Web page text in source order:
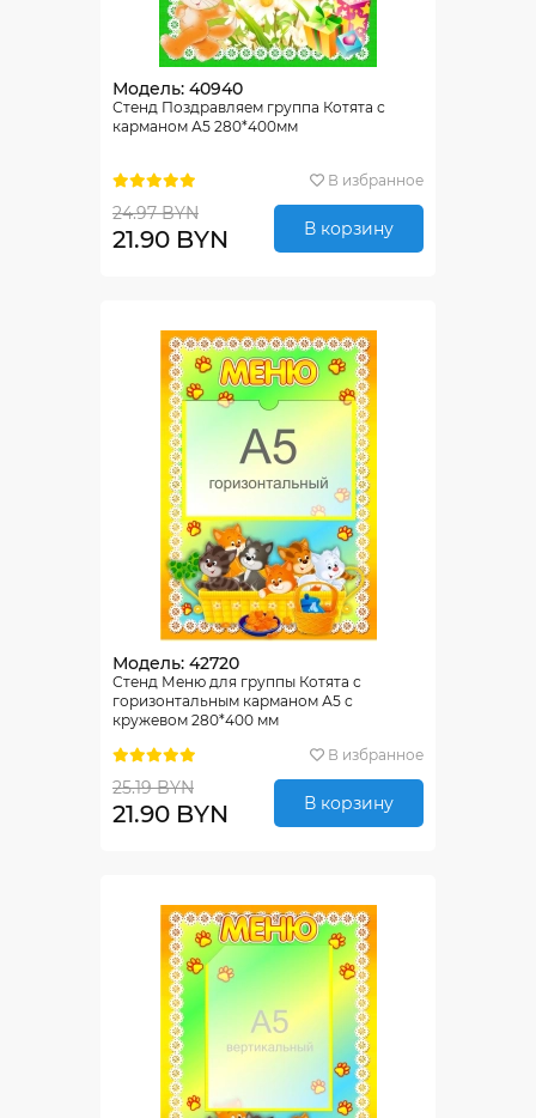
Модель: 40940
Стенд Поздравляем группа Котята с
карманом А5 280*400мм
В избранное
24.97 BYN
21.90 BYN В корзину
Модель: 42720
Стенд Меню для группы Котята с
горизонтальным карманом А5 с
кружевом 280*400 мм
В избранное
25.19 BYN
21.90 BYN В корзину